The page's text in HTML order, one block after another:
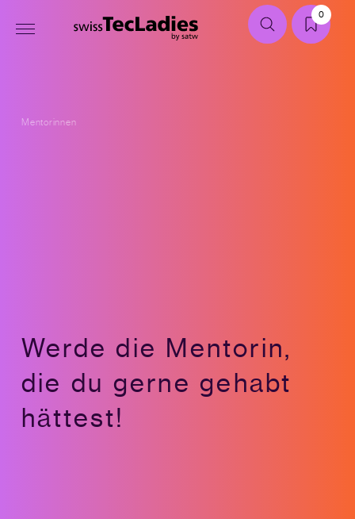
0
Mentorinnen
Werde die Mentorin,
die du gerne gehabt
hättest!